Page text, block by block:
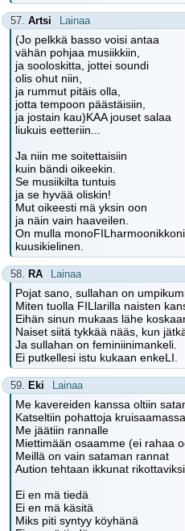
57. Artsi Lainaa
(Jo pelkkä basso voisi antaa
vähän pohjaa musiikkiin,
ja sooloskitta, jottei soundi
olis ohut niin,
ja rummut pitäis olla,
jotta tempoon päästäisiin,
ja jostain kau)KAA jouset salaa
liukuis eetteriin...
Ja niin me soitettaisiin
kuin bändi oikeekin.
Se musiikilta tuntuis
ja se hyvää oliskin!
Mut oikeesti mä yksin oon
ja näin vain haaveilen.
On mulla monoFILharmoonikkoni
kuusikielinen.
58. RA Lainaa
Pojat sano, sullahan on
Miten tuolla FILlarilla naisten
Eihän sinun mukaas lähe
Naiset siitä tykkää nääs, kun
Ja sullahan on feminiinimankeli.
Ei putkellesi istu kukaan enkeLI.
59. Eki Lainaa
Me kavereiden kanssa oltiin
Katseltiin pohattoja
Me jäätiin rannalle
Miettimään osaamme (ei rahaa
Meillä on vain sataman rannat
Aution tehtaan ikkunat rikottaviksi
Ei en mä tiedä
Ei en mä käsitä
Miks piti syntyy köyhänä